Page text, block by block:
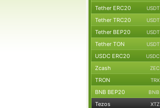
Tether ERC20 USDT
Tether TRC20 USDT
Tether BEP20 USDT
Tether TON USDT
USDC ERC20 USDC
Zcash ZEC
TRON TRX
BNB BEP20 BNB
Tezos XTZ